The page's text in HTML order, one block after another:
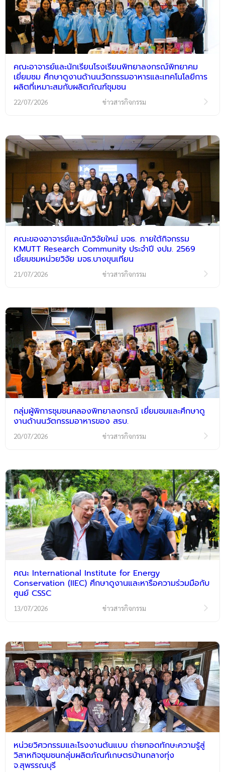
คณะอาจารย์และนักเรียนโรงเรียนพิทยาลงกรณ์พิทยาคม
เยี่ยมชม ศึกษาดูงานด้านนวัตกรรมอาหารและเทคโนโลยีการ
ผลิตที่เหมาะสมกับผลิตภัณฑ์ชุมชน
22/07/2026 ข่าวสารกิจกรรม
คณะของอาจารย์และนักวิจัยใหม่ มจธ. ภายใต้กิจกรรม
KMUTT Research Community ประจำปี งปม. 2569
เยี่ยมชมหน่วยวิจัย มจธ.บางขุนเทียน
21/07/2026 ข่าวสารกิจกรรม
กลุ่มผู้พิการชุมชนคลองพิทยาลงกรณ์ เยี่ยมชมและศึกษาดู
งานด้านนวัตกรรมอาหารของ สรบ.
20/07/2026 ข่าวสารกิจกรรม
คณะ International Institute for Energy
Conservation (IIEC) ศึกษาดูงานและหารือความร่วมมือกับ
ศูนย์ CSSC
13/07/2026 ข่าวสารกิจกรรม
หน่วยวิศวกรรมและโรงงานต้นแบบ ถ่ายทอดทักษะความรู้สู่
วิสาหกิจชุมชนกลุ่มผลิตภัณฑ์เกษตรบ้านกลางทุ่ง
จ.สุพรรณบุรี